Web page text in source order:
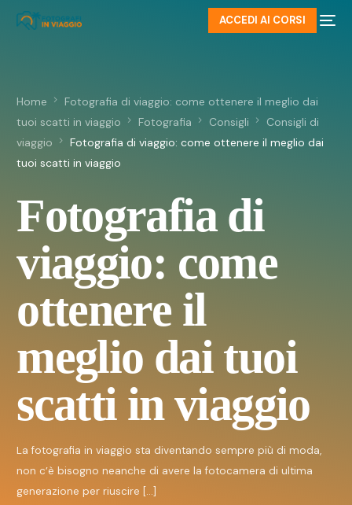
ACCEDI AI CORSI
Home
Fotografia di viaggio: come ottenere il meglio dai
tuoi scatti in viaggio
Fotografia Consigli
Consigli di
viaggio
Fotografia di viaggio: come ottenere il meglio dai
tuoi scatti in viaggio
Fotografia di
viaggio: come
ottenere il
meglio dai tuoi
scatti in viaggio
La fotografia in viaggio sta diventando sempre più di moda,
non c’è bisogno neanche di avere la fotocamera di ultima
generazione per riuscire […]